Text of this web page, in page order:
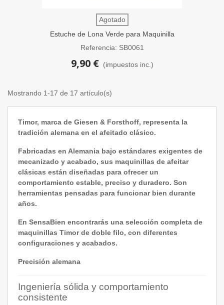
Agotado
Estuche de Lona Verde para Maquinilla
de Afeitar y Cuchillas SensaBien
Referencia: SB0061
9,90 € (impuestos inc.)
Mostrando 1-17 de 17 artículo(s)
Timor, marca de Giesen & Forsthoff, representa la
tradición alemana en el afeitado clásico.
Fabricadas en Alemania bajo estándares exigentes de
mecanizado y acabado, sus maquinillas de afeitar
clásicas están diseñadas para ofrecer un
comportamiento estable, preciso y duradero. Son
herramientas pensadas para funcionar bien durante
años.
En SensaBien encontrarás una selección completa de
maquinillas Timor de doble filo, con diferentes
configuraciones y acabados.
Precisión alemana
Ingeniería sólida y comportamiento
consistente